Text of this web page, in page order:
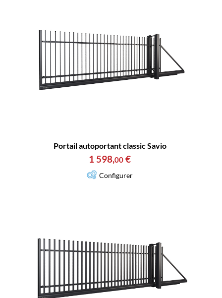
Portail autoportant classic Savio
1 598,00 €
Configurer